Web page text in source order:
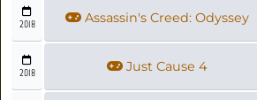
2018 Assassin's Creed: Odyssey
2018 Just Cause 4